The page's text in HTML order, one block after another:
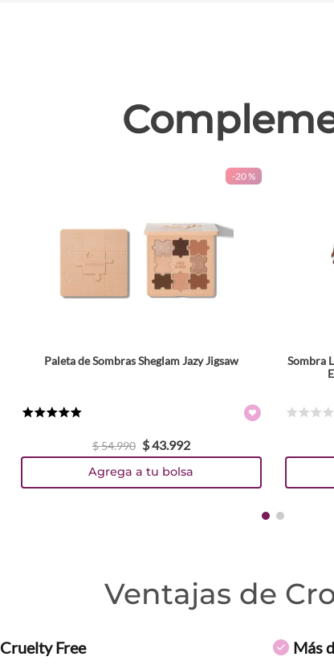
-20 %
Tamaño
Paleta de Sombras Sheglam Jazy Jigsaw
$54.990 $43.992
Agrega a tu bolsa
Sombra
Ventajas de
Cruelty Free Más